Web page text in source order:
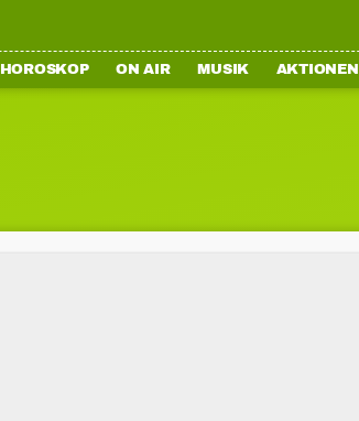
HOROSKOP ON AIR MUSIK AKTIONEN